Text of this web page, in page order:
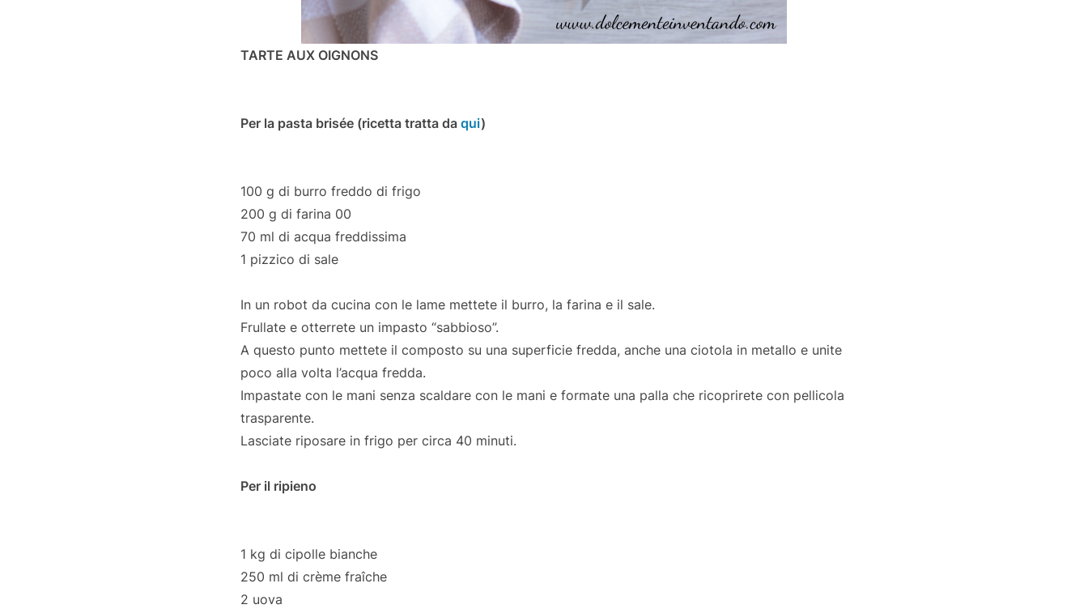
TARTE AUX OIGNONS
Per la pasta brisée (ricetta tratta da qui)
100 g di burro freddo di frigo
200 g di farina 00
70 ml di acqua freddissima
1 pizzico di sale
In un robot da cucina con le lame mettete il burro, la farina e il sale.
Frullate e otterrete un impasto “sabbioso”.
A questo punto mettete il composto su una superficie fredda, anche una ciotola in metallo e unite
poco alla volta l’acqua fredda.
Impastate con le mani senza scaldare con le mani e formate una palla che ricoprirete con pellicola
trasparente.
Lasciate riposare in frigo per circa 40 minuti.
Per il ripieno
1 kg di cipolle bianche
250 ml di crème fraîche
2 uova